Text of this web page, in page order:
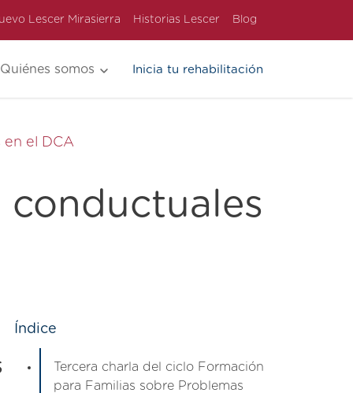
Lescer Mirasierra Historias Lescer Blog
Quiénes somos Inicia tu rehabilitación
el DCA
conductuales
Índice
Tercera charla del ciclo Formación
para Familias sobre Problemas